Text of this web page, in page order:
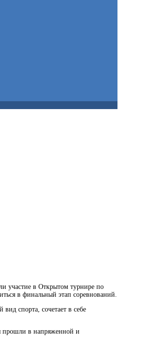
участие в Открытом турнире по
в финальный этап соревнований.
спорта, сочетает в себе
прошли в напряженной и